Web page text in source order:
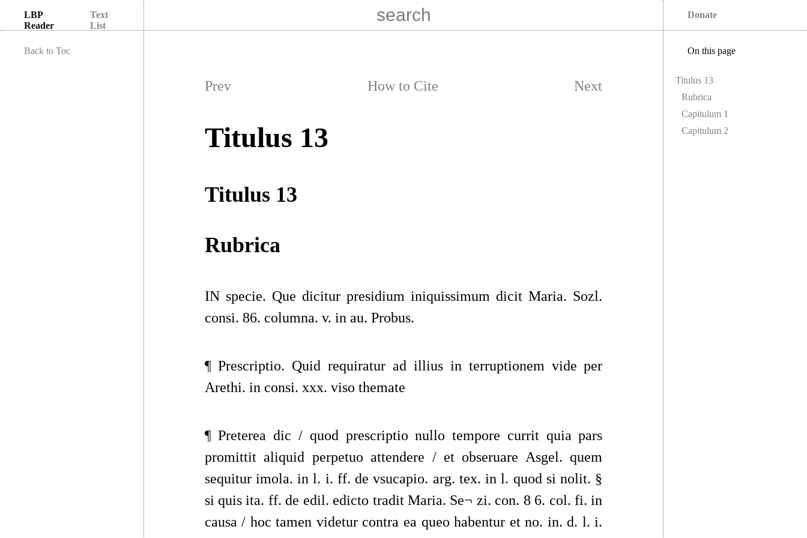
LBP
Reader
Text
List
Donate
Back to Toc
Prev How to Cite Next
Titulus 13
Titulus 13
Rubrica
IN specie. Que dicitur presidium iniquissimum dicit Maria. Sozl.
consi. 86. columna. v. in au. Probus.
¶ Prescriptio. Quid requiratur ad illius in terruptionem vide per
Arethi. in consi. xxx. viso themate
¶ Preterea dic / quod prescriptio nullo tempore currit quia pars
promittit aliquid perpetuo attendere / et obseruare Asgel. quem
sequitur imola. in l. i. ff. de vsucapio. arg. tex. in l. quod si nolit. §
si quis ita. ff. de edil. edicto tradit Maria. Se¬ zi. con. 8 6. col. fi. in
causa / hoc tamen videtur contra ea queo habentur et no. in. d. l. i.
On this page
Titulus 13
Rubrica
Capitulum 1
Capitulum 2